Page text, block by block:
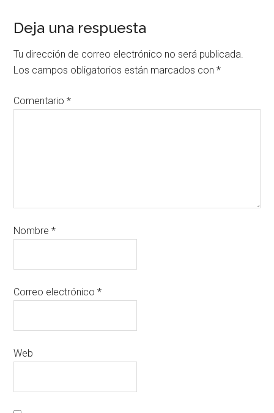
Deja una respuesta
Tu dirección de correo electrónico no será publicada.
Los campos obligatorios están marcados con*
Comentario*
Nombre*
Correo electrónico*
Web